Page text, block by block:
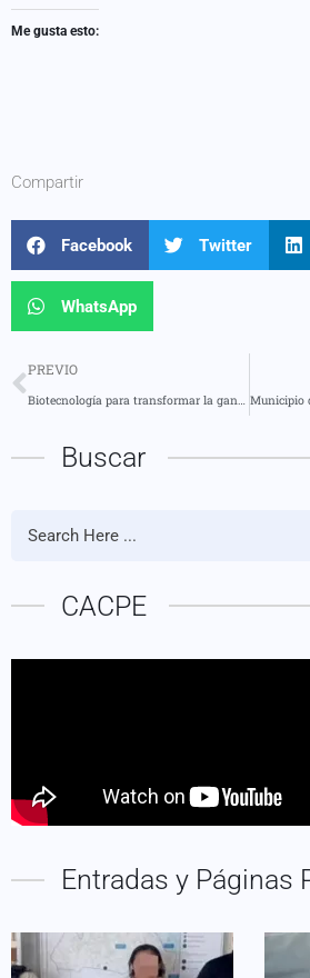
Me gusta esto:
Compartir
Facebook Twitter
WhatsApp
PREVIO
Biotecnología para transformar la ganadería en Pastaza.
Buscar
CACPE
Entradas y Páginas